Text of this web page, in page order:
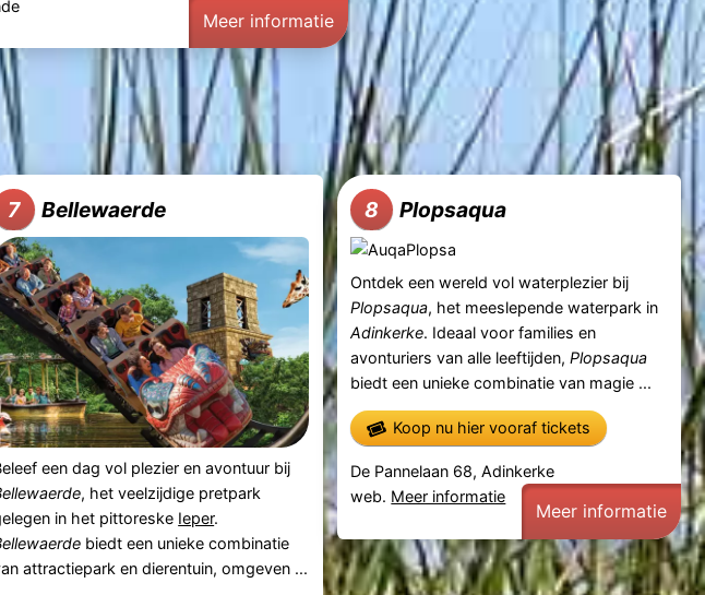
Meer informatie
7 Bellewaerde
een dag vol plezier en avontuur bij
, het veelzijdige pretpark
in het pittoreske Ieper.
biedt een unieke combinatie
attractiepark en dierentuin, omgeven ...
8 Plopsaqua
Ontdek een wereld vol waterplezier bij
Plopsaqua, het meeslepende waterpark in
Adinkerke. Ideaal voor families en
avonturiers van alle leeftijden,Plopsaqua
biedt een unieke combinatie van magie ...
Koop nu hier vooraf tickets
De Pannelaan 68, Adinkerke
web. Meer informatie
Meer informatie